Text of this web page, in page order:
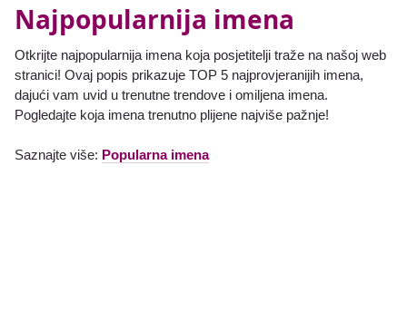
Najpopularnija imena
Otkrijte najpopularnija imena koja posjetitelji traže na našoj web
stranici! Ovaj popis prikazuje TOP 5 najprovjeranijih imena,
dajući vam uvid u trenutne trendove i omiljena imena.
Pogledajte koja imena trenutno plijene najviše pažnje!
Saznajte više: Popularna imena